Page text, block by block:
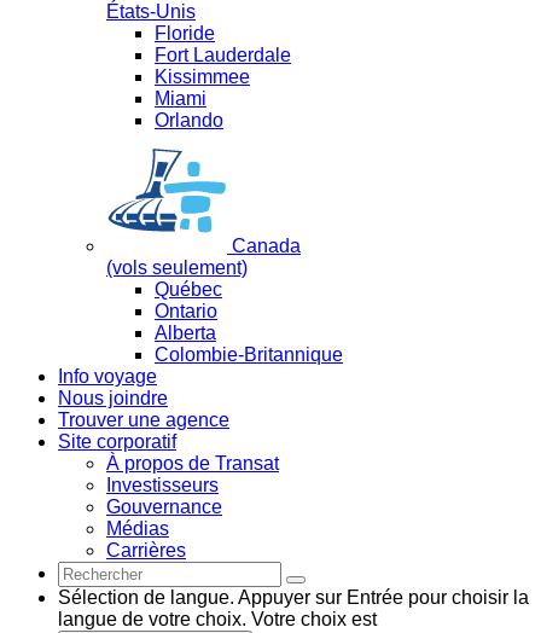
États-Unis
Floride
Fort Lauderdale
Kissimmee
Miami
Orlando
Canada
(vols seulement)
Québec
Ontario
Alberta
Colombie-Britannique
Info voyage
Nous joindre
Trouver une agence
Site corporatif
À propos de Transat
Investisseurs
Gouvernance
Médias
Carrières
Sélection de langue. Appuyer sur Entrée pour choisir la
langue de votre choix. Votre choix est